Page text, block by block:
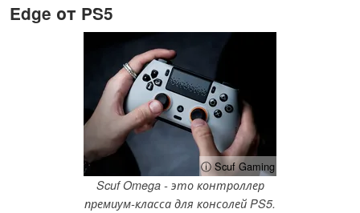
Edge от PS5
ⓘ Scuf Gaming
Scuf Omega - это контроллер
премиум-класса для консолей PS5.